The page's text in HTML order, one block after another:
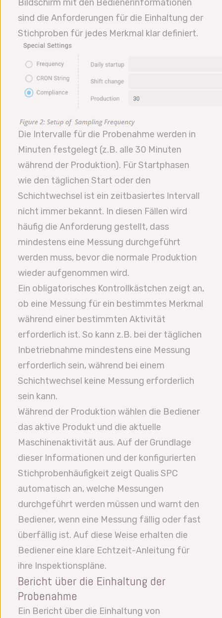
Bildschirm mit den Bedienerinformationen
sind die Anforderungen für die Einhaltung der
Stichproben für jedes Merkmal klar definiert.
Die Intervalle für die Probenahme werden in
Minuten festgelegt (z.B. alle 30 Minuten
während der Produktion). Für Startphasen
wie den täglichen Start oder den
Schichtwechsel ist ein zeitbasiertes Intervall
nicht immer bekannt. In diesen Fällen wird
häufig die Anforderung gestellt, dass
mindestens eine Messung durchgeführt
werden muss, bevor die normale Produktion
wieder aufgenommen wird.
Ein obligatorisches Kontrollkästchen zeigt an,
ob eine Messung für ein bestimmtes Merkmal
während einer bestimmten Aktivität
erforderlich ist. So kann z.B. bei der täglichen
Inbetriebnahme mindestens eine Messung
erforderlich sein, während bei einem
Schichtwechsel keine Messung erforderlich
sein kann.
Während der Produktion wählen die Bediener
das aktive Produkt und die aktuelle
Maschinenaktivität aus. Auf der Grundlage
dieser Informationen und der konfigurierten
Stichprobenhäufigkeit zeigt Qualis SPC
automatisch an, welche Messungen
durchgeführt werden müssen und warnt den
Bediener, wenn eine Messung fällig oder fast
überfällig ist. Auf diese Weise erhalten die
Bediener eine klare Echtzeit-Anleitung für
ihre Inspektionspläne.
Bericht über die Einhaltung der
Probenahme
Ein Bericht über die Einhaltung von